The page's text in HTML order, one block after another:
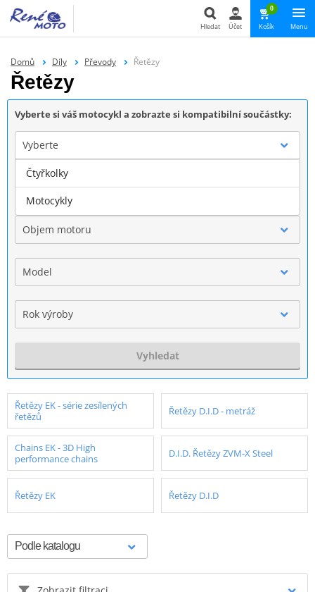
Hledat Účet
0
Košík Menu
Domů Díly Převody Řetězy
Řetězy
Vyberte si váš motocykl a zobrazte si kompatibilní součástky:
Vyberte
Značka
Objem motoru
Model
Rok výroby
Vyhledat
Řetězy EK - série zesílených
řetězů
Řetězy D.I.D - metráž
Chains EK - 3D High
performance chains
D.I.D. Řetězy ZVM-X Steel
Řetězy EK Řetězy D.I.D
Čtyřkolky
Motocykly